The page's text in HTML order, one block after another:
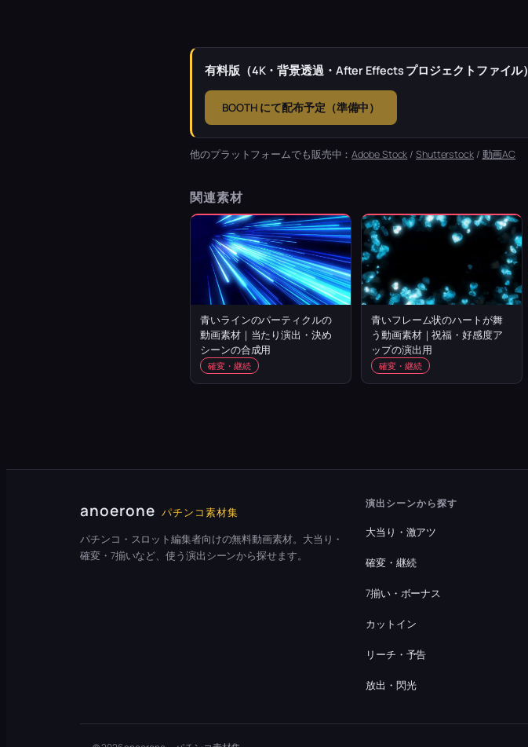
有料版（4K・背景透過・After Effects プロジェクトファイル）
BOOTH にて配布予定（準備中）
他のプラットフォームでも販売中：Adobe Stock /Shutterstock/ 動画AC
関連素材
青いラインのパーティクルの
動画素材｜当たり演出・決め
シーンの合成用
確変・継続
青いフレーム状のハートが舞
う動画素材｜祝福・好感度ア
ップの演出用
確変・継続
anoerone パチンコ素材集
パチンコ・スロット編集者向けの無料動画素材。大当り・
確変・7揃いなど、使う演出シーンから探せます。
演出シーンから探す
大当り・激アツ
確変・継続
7揃い・ボーナス
カットイン
リーチ・予告
放出・閃光